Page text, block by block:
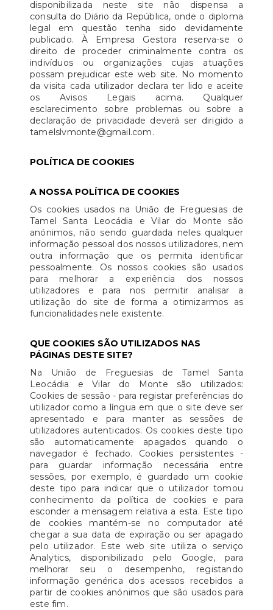
disponibilizada neste site não dispensa a
consulta do Diário da República, onde o diploma
legal em questão tenha sido devidamente
publicado. À Empresa Gestora reserva-se o
direito de proceder criminalmente contra os
indivíduos ou organizações cujas atuações
possam prejudicar este web site. No momento
da visita cada utilizador declara ter lido e aceite
os Avisos Legais acima. Qualquer
esclarecimento sobre problemas ou sobre a
declaração de privacidade deverá ser dirigido a
tamelslvmonte@gmail.com.
POLÍTICA DE COOKIES
A NOSSA POLÍTICA DE COOKIES
Os cookies usados na União de Freguesias de
Tamel Santa Leocádia e Vilar do Monte são
anónimos, não sendo guardada neles qualquer
informação pessoal dos nossos utilizadores, nem
outra informação que os permita identificar
pessoalmente. Os nossos cookies são usados
para melhorar a experiência dos nossos
utilizadores e para nos permitir analisar a
utilização do site de forma a otimizarmos as
funcionalidades nele existente.
QUE COOKIES SÃO UTILIZADOS NAS
PÁGINAS DESTE SITE?
Na União de Freguesias de Tamel Santa
Leocádia e Vilar do Monte são utilizados:
Cookies de sessão - para registar preferências do
utilizador como a língua em que o site deve ser
apresentado e para manter as sessões de
utilizadores autenticados. Os cookies deste tipo
são automaticamente apagados quando o
navegador é fechado. Cookies persistentes -
para guardar informação necessária entre
sessões, por exemplo, é guardado um cookie
deste tipo para indicar que o utilizador tomou
conhecimento da política de cookies e para
esconder a mensagem relativa a esta. Este tipo
de cookies mantém-se no computador até
chegar a sua data de expiração ou ser apagado
pelo utilizador. Este web site utiliza o serviço
Analytics, disponibilizado pelo Google, para
melhorar seu o desempenho, registando
informação genérica dos acessos recebidos a
partir de cookies anónimos que são usados para
este fim.